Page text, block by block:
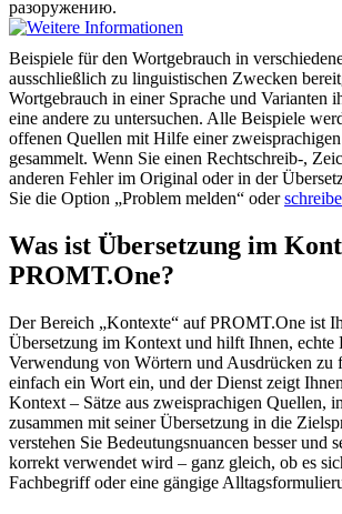
разоружению.
Beispiele für den Wortgebrauch in
ausschließlich zu linguistischen Zwecken
Wortgebrauch in einer Sprache und Varianten
eine andere zu untersuchen. Alle Beispiele
offenen Quellen mit Hilfe einer
gesammelt. Wenn Sie einen Rechtschreib-,
anderen Fehler im Original oder in der
Sie die Option „Problem melden“ oder
Was ist Übersetzung im
PROMT.One?
Der Bereich „Kontexte“ auf PROMT.One ist
Übersetzung im Kontext und hilft Ihnen, echte
Verwendung von Wörtern und Ausdrücken zu
einfach ein Wort ein, und der Dienst zeigt
Kontext – Sätze aus zweisprachigen Quellen,
zusammen mit seiner Übersetzung in die
verstehen Sie Bedeutungsnuancen besser und
korrekt verwendet wird – ganz gleich, ob es
Fachbegriff oder eine gängige